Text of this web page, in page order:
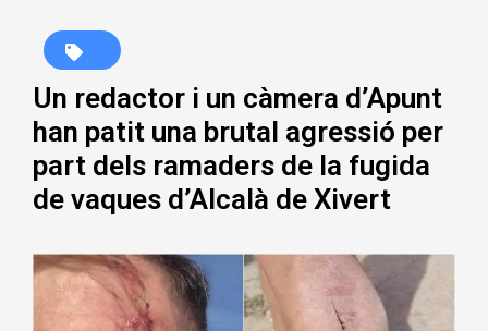
Un redactor i un càmera d’Apunt
han patit una brutal agressió per
part dels ramaders de la fugida
de vaques d’Alcalà de Xivert